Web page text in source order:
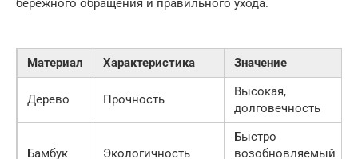
бережного обращения и правильного ухода.
Материал Характеристика Значение
Дерево Прочность
Высокая,
долговечность
Бамбук Экологичность
Быстро
возобновляемый